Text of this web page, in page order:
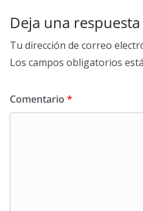
Deja una respuesta
Tu dirección de correo
Los campos obligatorios
Comentario *